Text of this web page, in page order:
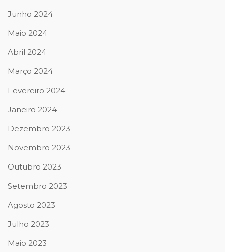
Junho 2024
Maio 2024
Abril 2024
Março 2024
Fevereiro 2024
Janeiro 2024
Dezembro 2023
Novembro 2023
Outubro 2023
Setembro 2023
Agosto 2023
Julho 2023
Maio 2023